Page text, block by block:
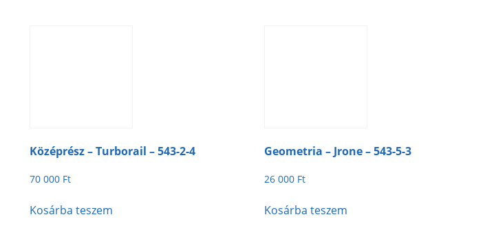
Középrész – Turborail – 543-2-4
70 000 Ft
Kosárba teszem
Geometria – Jrone – 543-5-3
26 000 Ft
Kosárba teszem